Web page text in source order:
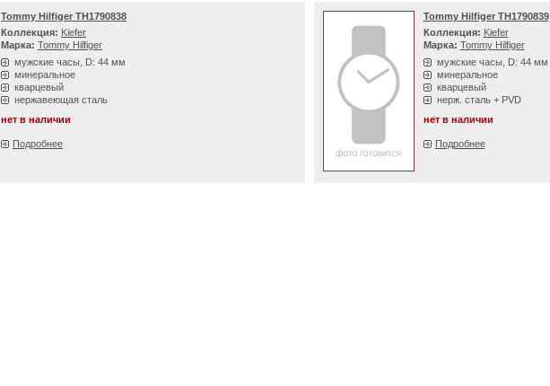
Tommy Hilfiger TH1790838
Коллекция: Kiefer
Марка: Tommy Hilfiger
мужские часы, D: 44 мм
минеральное
кварцевый
нержавеющая сталь
нет в наличии
Подробнее
Tommy Hilfiger TH1790839
Коллекция: Kiefer
Марка: Tommy Hilfiger
мужские часы, D: 44 мм
минеральное
кварцевый
нерж. сталь + PVD
нет в наличии
Подробнее